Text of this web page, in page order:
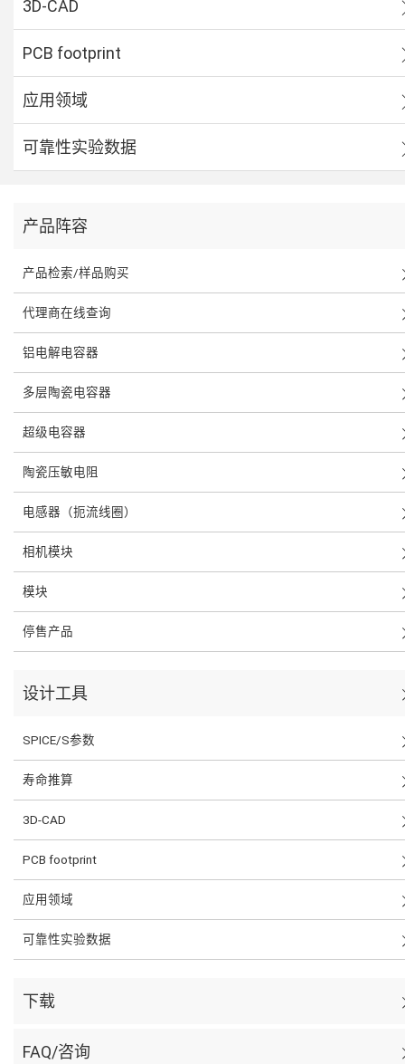
3D-CAD
PCB footprint
应用领域
可靠性实验数据
产品阵容
产品检索/样品购买
代理商在线查询
铝电解电容器
多层陶瓷电容器
超级电容器
陶瓷压敏电阻
电感器（扼流线圈）
相机模块
模块
停售产品
设计工具
SPICE/S参数
寿命推算
3D-CAD
PCB footprint
应用领域
可靠性实验数据
下载
FAQ/咨询